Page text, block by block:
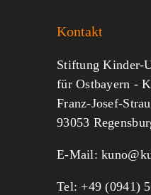
Jeder kann helfen.
MITMACHEN
Kontakt
Stiftung Kinder-
für Ostbayern -
Franz-Josef-
93053
E-Mail:
Tel: +49 (0941)